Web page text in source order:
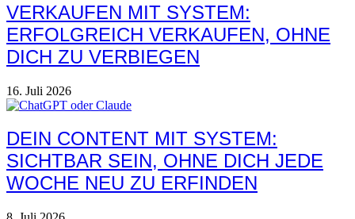
VERKAUFEN MIT SYSTEM:
ERFOLGREICH VERKAUFEN, OHNE
DICH ZU VERBIEGEN
16. Juli 2026
DEIN CONTENT MIT SYSTEM:
SICHTBAR SEIN, OHNE DICH JEDE
WOCHE NEU ZU ERFINDEN